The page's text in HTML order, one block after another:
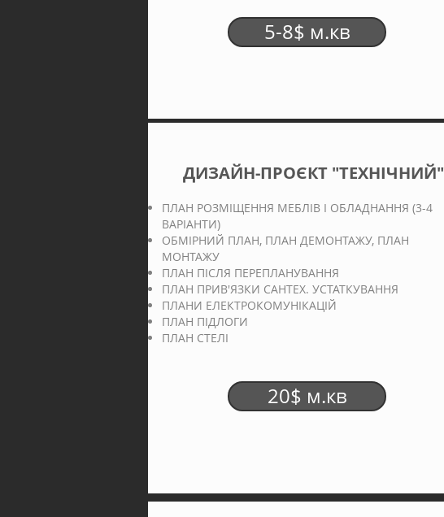
5-8$ м.кв
ДИЗАЙН-ПРОЄКТ "ТЕХНІЧНИЙ"
ПЛАН РОЗМІЩЕННЯ МЕБЛІВ І ОБЛАДНАННЯ (3-4
ВАРІАНТИ)
ОБМІРНИЙ ПЛАН, ПЛАН ДЕМОНТАЖУ, ПЛАН
МОНТАЖУ
ПЛАН ПІСЛЯ ПЕРЕПЛАНУВАННЯ
ПЛАН ПРИВ'ЯЗКИ САНТЕХ. УСТАТКУВАННЯ
ПЛАНИ ЕЛЕКТРОКОМУНІКАЦІЙ
ПЛАН ПІДЛОГИ
ПЛАН СТЕЛІ
20$ м.кв